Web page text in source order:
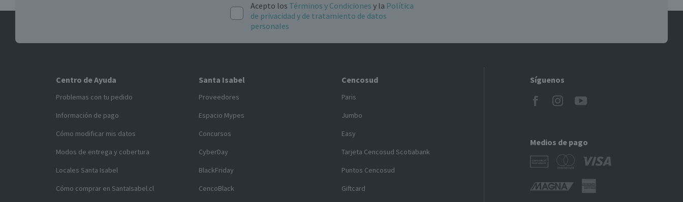
Acepto los Términos y Condiciones y la Política
de privacidad y de tratamiento de datos
personales
Centro de Ayuda
Problemas con tu pedido
Información de pago
Cómo modificar mis datos
Modos de entrega y cobertura
Locales Santa Isabel
Cómo comprar en SantaIsabel.cl
Santa Isabel
Proveedores
Espacio Mypes
Concursos
CyberDay
BlackFriday
CencoBlack
Cencosud
Paris
Jumbo
Easy
Tarjeta Cencosud Scotiabank
Puntos Cencosud
Giftcard
Síguenos
Medios de pago